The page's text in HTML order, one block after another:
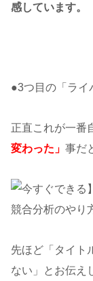
感しています。
●3つ目の「ライ
正直これが一番
変わった」 事だ
先ほど「タイト
ない」とお伝え